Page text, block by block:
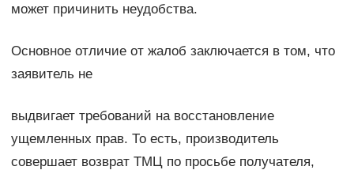
может причинить неудобства.
Основное отличие от жалоб заключается в том, что
заявитель не
выдвигает требований на восстановление
ущемленных прав. То есть, производитель
совершает возврат ТМЦ по просьбе получателя,